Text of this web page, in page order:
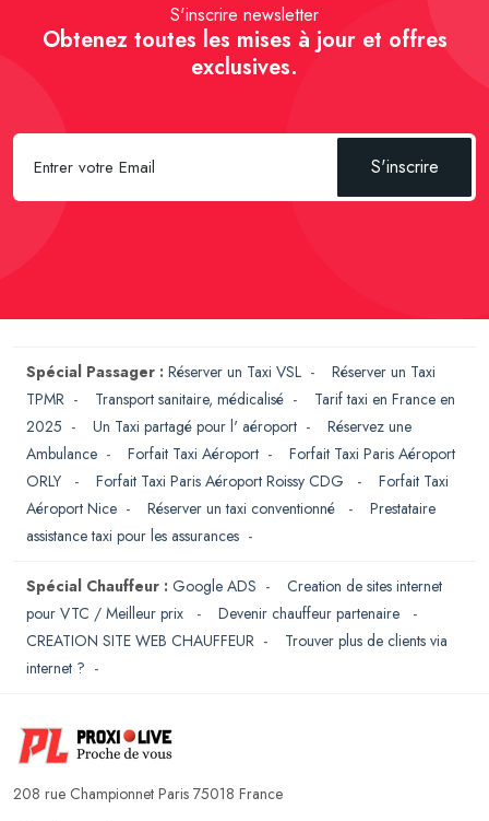
S'inscrire newsletter
Obtenez toutes les mises à jour et offres
exclusives.
S'inscrire
Spécial Passager : Réserver un Taxi VSL - Réserver un Taxi
TPMR - Transport sanitaire, médicalisé - Tarif taxi en France en
2025 - Un Taxi partagé pour l' aéroport - Réservez une
Ambulance - Forfait Taxi Aéroport - Forfait Taxi Paris Aéroport
ORLY
- Forfait Taxi Paris Aéroport Roissy CDG - Forfait Taxi
Aéroport Nice - Réserver un taxi conventionné - Prestataire
assistance taxi pour les assurances -
Spécial Chauffeur : Google ADS - Creation de sites internet
pour VTC / Meilleur prix
- Devenir chauffeur partenaire
-
CREATION SITE WEB CHAUFFEUR - Trouver plus de clients via
internet ? -
208 rue Championnet Paris 75018 France